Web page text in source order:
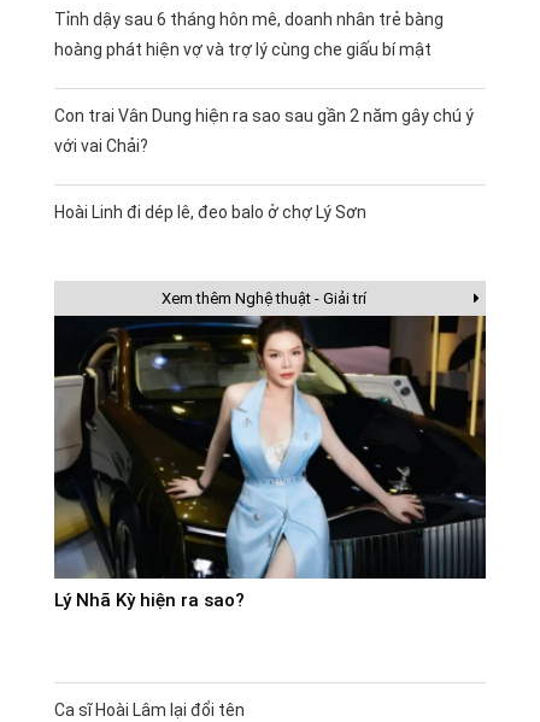
Tỉnh dậy sau 6 tháng hôn mê, doanh nhân trẻ bàng
hoàng phát hiện vợ và trợ lý cùng che giấu bí mật
Con trai Vân Dung hiện ra sao sau gần 2 năm gây chú ý
với vai Chải?
Hoài Linh đi dép lê, đeo balo ở chợ Lý Sơn
Xem thêm Nghệ thuật - Giải trí
Lý Nhã Kỳ hiện ra sao?
Ca sĩ Hoài Lâm lại đổi tên